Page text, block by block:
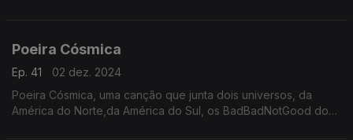
Poeira Cósmica
Ep. 41
02 dez. 2024
Poeira Cósmica, uma canção que junta dois universos, da
América do Norte,da América do Sul, os BadBadNotGood do